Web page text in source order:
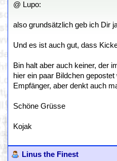
@ Lupo:
also grundsätzlich geb ich Dir
Und es ist auch gut, dass
Bin halt aber auch keiner, der
hier ein paar Bildchen
Empfänger, aber denkt auch
Schöne Grüsse
Kojak
Linus the Finest